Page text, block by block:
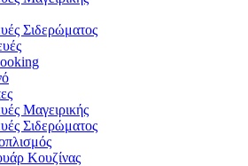
Σιδερώματος
Μαγειρικής
Σιδερώματος
Κουζίνας